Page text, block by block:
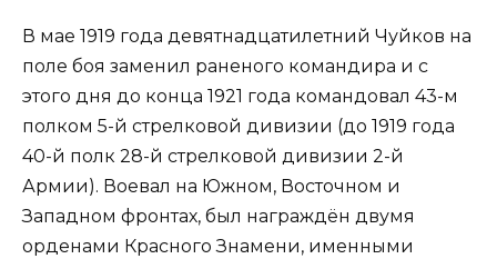
В мае 1919 года девятнадцатилетний Чуйков на
поле боя заменил раненого командира и с
этого дня до конца 1921 года командовал 43-м
полком 5-й стрелковой дивизии (до 1919 года
40-й полк 28-й стрелковой дивизии 2-й
Армии). Воевал на Южном, Восточном и
Западном фронтах, был награждён двумя
орденами Красного Знамени, именными